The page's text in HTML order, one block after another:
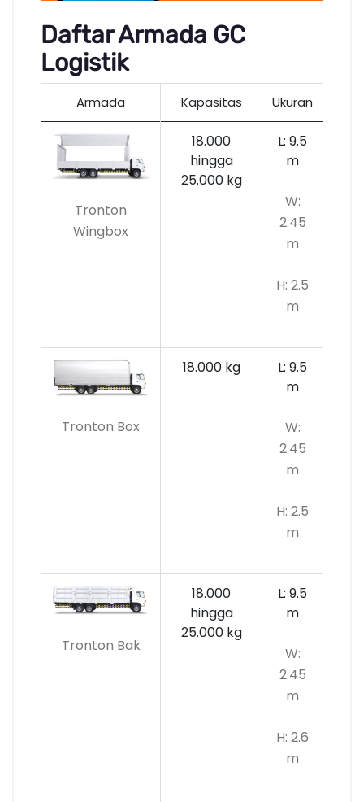
Daftar Armada GC
Logistik
Armada Kapasitas Ukuran
Tronton
Wingbox
18.000
hingga
25.000 kg
L: 9.5
m
W:
2.45
m
H: 2.5
m
Tronton Box
18.000 kg
L: 9.5
m
W:
2.45
m
H: 2.5
m
Tronton Bak
18.000
hingga
25.000 kg
L: 9.5
m
W:
2.45
m
H: 2.6
m